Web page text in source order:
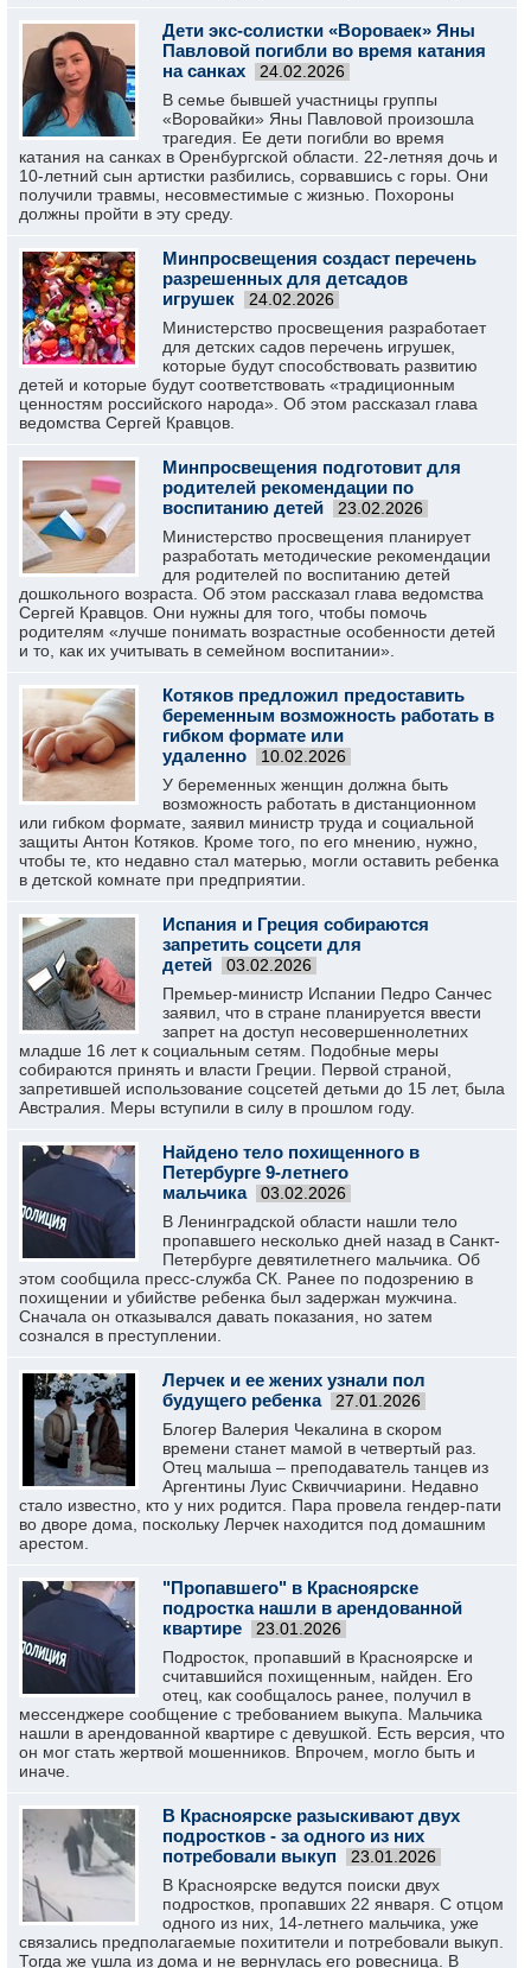
Дети экс-солистки «Вороваек» Яны
Павловой погибли во время катания
на санках
24.02.2026
В семье бывшей участницы группы
«Воровайки» Яны Павловой произошла
трагедия. Ее дети погибли во время
катания на санках в Оренбургской области. 22-летняя дочь и
10-летний сын артистки разбились, сорвавшись с горы. Они
получили травмы, несовместимые с жизнью. Похороны
должны пройти в эту среду.
Минпросвещения создаст перечень
разрешенных для детсадов
игрушек
24.02.2026
Министерство просвещения разработает
для детских садов перечень игрушек,
которые будут способствовать развитию
детей и которые будут соответствовать «традиционным
ценностям российского народа». Об этом рассказал глава
ведомства Сергей Кравцов.
Минпросвещения подготовит для
родителей рекомендации по
воспитанию детей
23.02.2026
Министерство просвещения планирует
разработать методические рекомендации
для родителей по воспитанию детей
дошкольного возраста. Об этом рассказал глава ведомства
Сергей Кравцов. Они нужны для того, чтобы помочь
родителям «лучше понимать возрастные особенности детей
и то, как их учитывать в семейном воспитании».
Котяков предложил предоставить
беременным возможность работать в
гибком формате или
удаленно
10.02.2026
У беременных женщин должна быть
возможность работать в дистанционном
или гибком формате, заявил министр труда и социальной
защиты Антон Котяков. Кроме того, по его мнению, нужно,
чтобы те, кто недавно стал матерью, могли оставить ребенка
в детской комнате при предприятии.
Испания и Греция собираются
запретить соцсети для
детей
03.02.2026
Премьер-министр Испании Педро Санчес
заявил, что в стране планируется ввести
запрет на доступ несовершеннолетних
младше 16 лет к социальным сетям. Подобные меры
собираются принять и власти Греции. Первой страной,
запретившей использование соцсетей детьми до 15 лет, была
Австралия. Меры вступили в силу в прошлом году.
Найдено тело похищенного в
Петербурге 9-летнего
мальчика
03.02.2026
В Ленинградской области нашли тело
пропавшего несколько дней назад в Санкт-
Петербурге девятилетнего мальчика. Об
этом сообщила пресс-служба СК. Ранее по подозрению в
похищении и убийстве ребенка был задержан мужчина.
Сначала он отказывался давать показания, но затем
сознался в преступлении.
Лерчек и ее жених узнали пол
будущего ребенка
27.01.2026
Блогер Валерия Чекалина в скором
времени станет мамой в четвертый раз.
Отец малыша – преподаватель танцев из
Аргентины Луис Сквиччиарини. Недавно
стало известно, кто у них родится. Пара провела гендер-пати
во дворе дома, поскольку Лерчек находится под домашним
арестом.
"Пропавшего" в Красноярске
подростка нашли в арендованной
квартире
23.01.2026
Подросток, пропавший в Красноярске и
считавшийся похищенным, найден. Его
отец, как сообщалось ранее, получил в
мессенджере сообщение с требованием выкупа. Мальчика
нашли в арендованной квартире с девушкой. Есть версия, что
он мог стать жертвой мошенников. Впрочем, могло быть и
иначе.
В Красноярске разыскивают двух
подростков - за одного из них
потребовали выкуп
23.01.2026
В Красноярске ведутся поиски двух
подростков, пропавших 22 января. С отцом
одного из них, 14-летнего мальчика, уже
связались предполагаемые похитители и потребовали выкуп.
Тогда же ушла из дома и не вернулась его ровесница. В